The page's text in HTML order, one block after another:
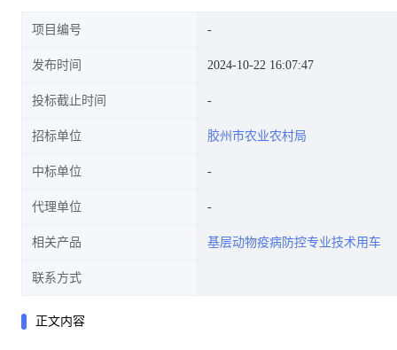
项目编号
发布时间 2024-10-22 16:07:47
投标截止时间
招标单位 胶州市农业农村局
中标单位
代理单位
相关产品 基层动物疫病防控专业技术用车
联系方式
正文内容